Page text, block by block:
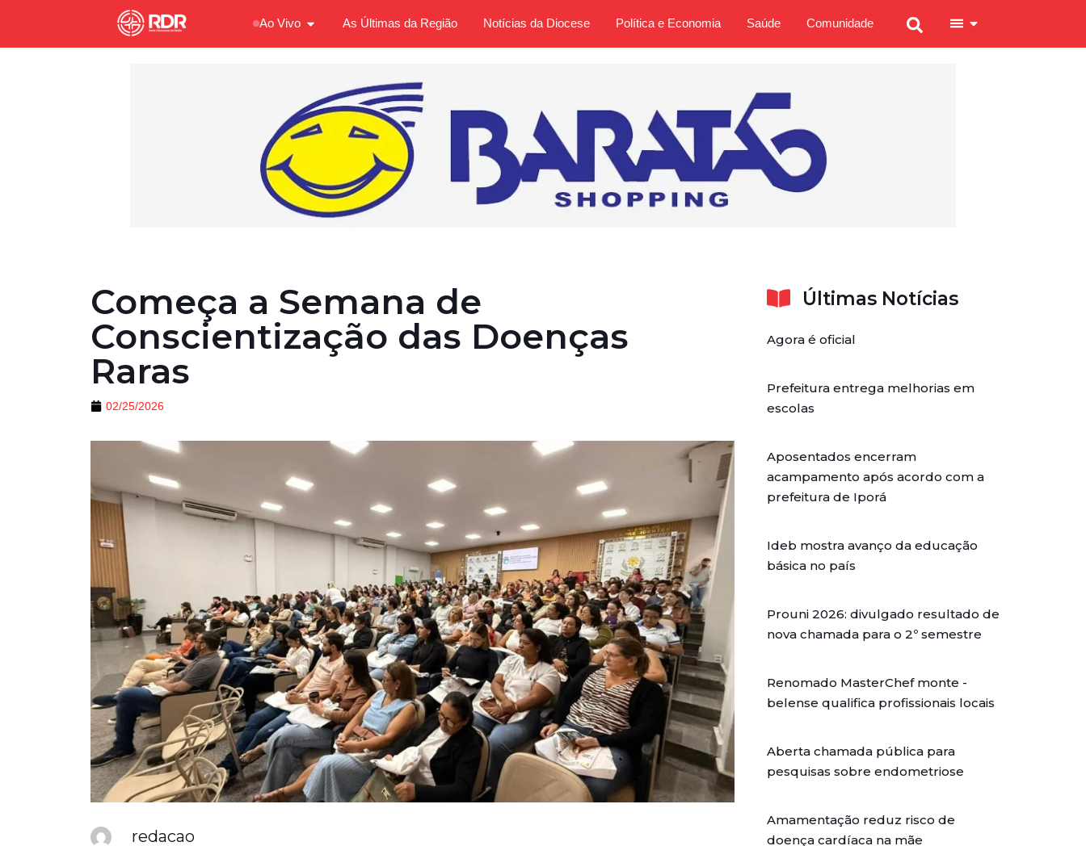
Ao Vivo As Últimas da Região Notícias da Diocese Política e Economia Saúde Comunidade
Começa a Semana de
Conscientização das Doenças
Raras
02/25/2026
redacao
Últimas Notícias
Agora é oficial
Prefeitura entrega melhorias em
escolas
Aposentados encerram
acampamento após acordo com a
prefeitura de Iporá
Ideb mostra avanço da educação
básica no país
Prouni 2026: divulgado resultado de
nova chamada para o 2º semestre
Renomado MasterChef monte -
belense qualifica profissionais locais
Aberta chamada pública para
pesquisas sobre endometriose
Amamentação reduz risco de
doença cardíaca na mãe